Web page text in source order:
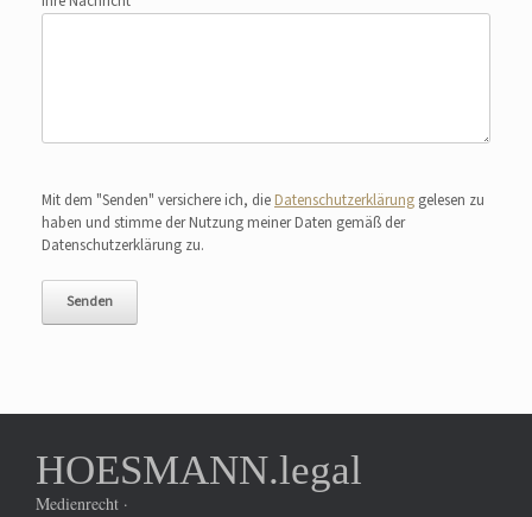
Mit dem "Senden" versichere ich, die Datenschutzerklärung gelesen zu
haben und stimme der Nutzung meiner Daten gemäß der
Datenschutzerklärung zu.
HOESMANN.legal
Medienrecht ·